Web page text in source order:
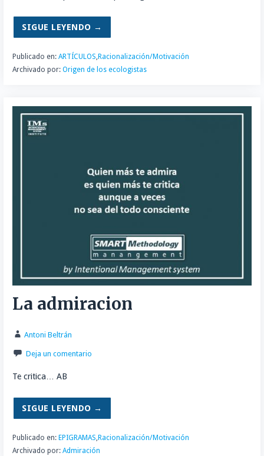
SIGUE LEYENDO →
Publicado en: ARTÍCULOS,Racionalización/Motivación
Archivado por: Origen de los ecologistas
La admiracion
Antoni Beltrán
Deja un comentario
Te critica… AB
SIGUE LEYENDO →
Publicado en: EPIGRAMAS,Racionalización/Motivación
Archivado por: Admiración